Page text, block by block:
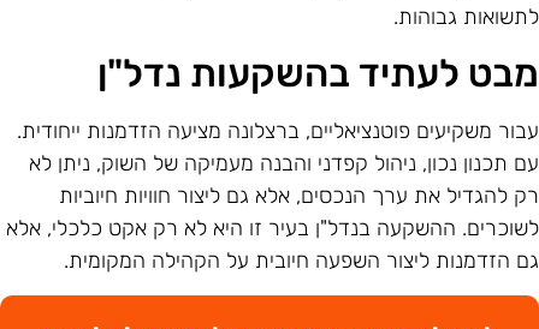
גבוהות.
לעתיד בהשקעות נדל"ן
משקיעים פוטנציאליים, ברצלונה מציעה הזדמנות ייחודית.
תכנון נכון, ניהול קפדני והבנה מעמיקה של השוק, ניתן לא
להגדיל את ערך הנכסים, אלא גם ליצור חוויות חיוביות
ההשקעה בנדל"ן בעיר זו היא לא רק אקט כלכלי, אלא
הזדמנות ליצור השפעה חיובית על הקהילה המקומית.